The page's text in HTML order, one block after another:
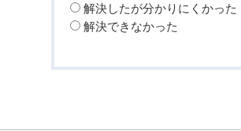
解決したが分かりにくかった
解決できなかった